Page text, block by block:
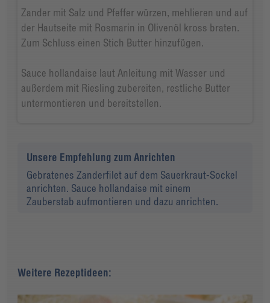
Zander mit Salz und Pfeffer würzen, mehlieren und auf
der Hautseite mit Rosmarin in Olivenöl kross braten.
Zum Schluss einen Stich Butter hinzufügen.
Sauce hollandaise laut Anleitung mit Wasser und
außerdem mit Riesling zubereiten, restliche Butter
untermontieren und bereitstellen.
Unsere Empfehlung zum Anrichten
Gebratenes Zanderfilet auf dem Sauerkraut-Sockel
anrichten. Sauce hollandaise mit einem
Zauberstab aufmontieren und dazu anrichten.
Weitere Rezeptideen: